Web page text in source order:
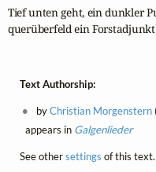
Tief unten geht, ein dunkler
querüberfeld ein
Text Authorship:
byChristian Morgenstern
appears in Galgenlieder
See othersettings of this text.